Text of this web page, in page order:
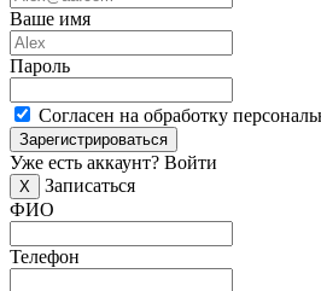
Ваше имя
Пароль
Согласен на обработку
Зарегистрироваться
Уже есть аккаунт? Войти
X
Записаться
ФИО
Телефон